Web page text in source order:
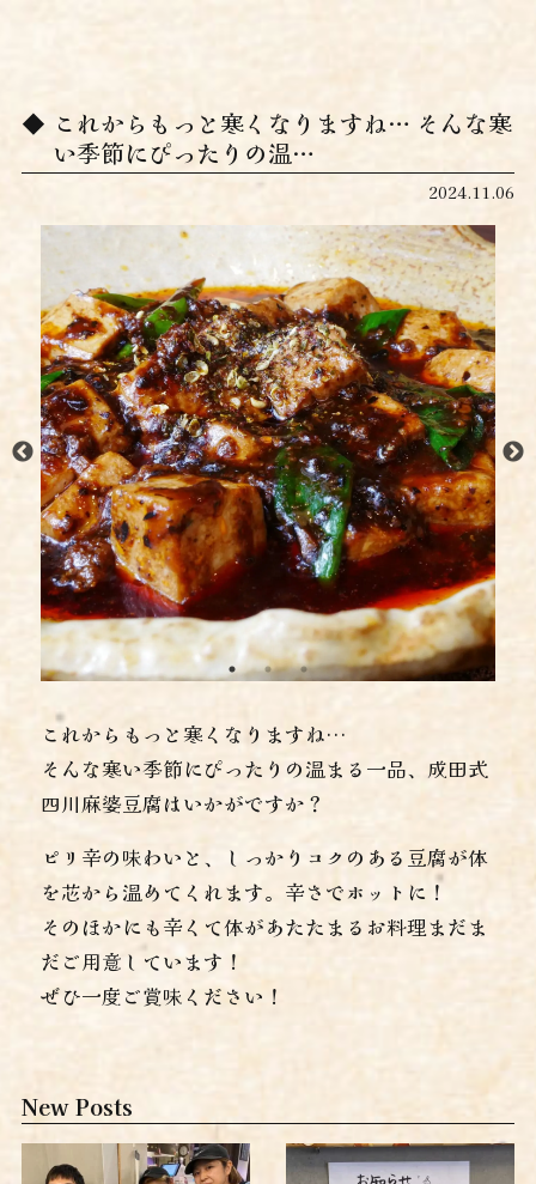
これからもっと寒くなりますね… そんな寒
い季節にぴったりの温…
2024.11.06
これからもっと寒くなりますね…
そんな寒い季節にぴったりの温まる一品、成田式
四川麻婆豆腐はいかがですか？
ピリ辛の味わいと、しっかりコクのある豆腐が体
を芯から温めてくれます。辛さでホットに！
そのほかにも辛くて体があたたまるお料理まだま
だご用意しています！
ぜひ一度ご賞味ください！
New Posts